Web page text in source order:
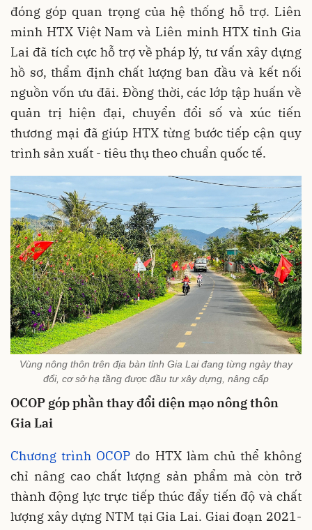
đóng góp quan trọng của hệ thống hỗ trợ. Liên
minh HTX Việt Nam và Liên minh HTX tỉnh Gia
Lai đã tích cực hỗ trợ về pháp lý, tư vấn xây dựng
hồ sơ, thẩm định chất lượng ban đầu và kết nối
nguồn vốn ưu đãi. Đồng thời, các lớp tập huấn về
quản trị hiện đại, chuyển đổi số và xúc tiến
thương mại đã giúp HTX từng bước tiếp cận quy
trình sản xuất - tiêu thụ theo chuẩn quốc tế.
Vùng nông thôn trên địa bàn tỉnh Gia Lai đang từng ngày thay
đổi, cơ sở hạ tầng được đầu tư xây dựng, nâng cấp
OCOP góp phần thay đổi diện mạo nông thôn
Gia Lai
Chương trình OCOP do HTX làm chủ thể không
chỉ nâng cao chất lượng sản phẩm mà còn trở
thành động lực trực tiếp thúc đẩy tiến độ và chất
lượng xây dựng NTM tại Gia Lai. Giai đoạn 2021-